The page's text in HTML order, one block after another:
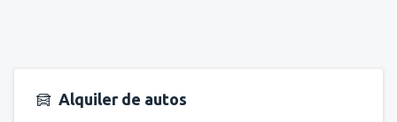
Alquiler de autos